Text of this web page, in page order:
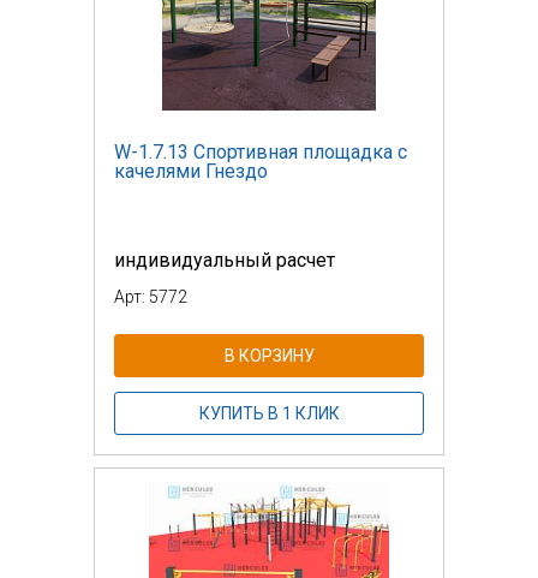
W-1.7.13 Спортивная площадка с
качелями Гнездо
индивидуальный расчет
Арт: 5772
В КОРЗИНУ
КУПИТЬ В 1 КЛИК